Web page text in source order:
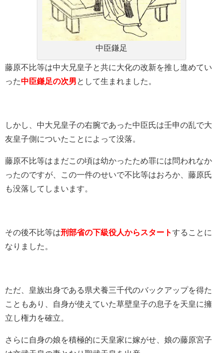
中臣鎌足
藤原不比等は中大兄皇子と共に大化の改新を推し進めてい
った中臣鎌足の次男として生まれました。
しかし、中大兄皇子の右腕であった中臣氏は壬申の乱で大
友皇子側についたことによって没落。
藤原不比等はまだこの頃は幼かったため罪には問われなか
ったのですが、この一件のせいで不比等はおろか、藤原氏
も没落してしまいます。
その後不比等は刑部省の下級役人からスタートすることに
なりました。
ただ、皇族出身である県犬養三千代のバックアップを得た
こともあり、自身が使えていた草壁皇子の息子を天皇に擁
立し権力を確立。
さらに自身の娘を積極的に天皇家に嫁がせ、娘の藤原宮子